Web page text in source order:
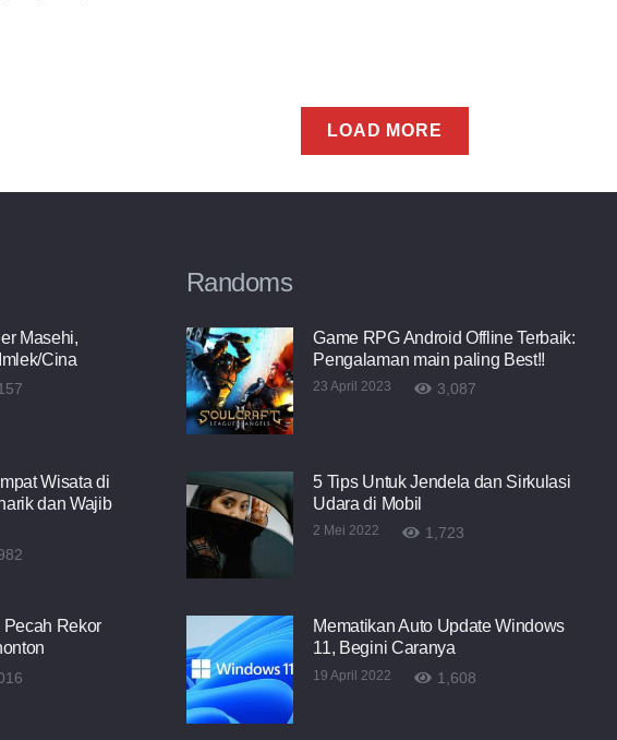
LOAD MORE
Masehi,
Cina
Wisata di
dan Wajib
Rekor
Randoms
Game RPG Android Offline Terbaik:
Pengalaman main paling Best!!
23 April 2023 3,087
5 Tips Untuk Jendela dan Sirkulasi
Udara di Mobil
2 Mei 2022 1,723
Mematikan Auto Update Windows
11, Begini Caranya
19 April 2022 1,608